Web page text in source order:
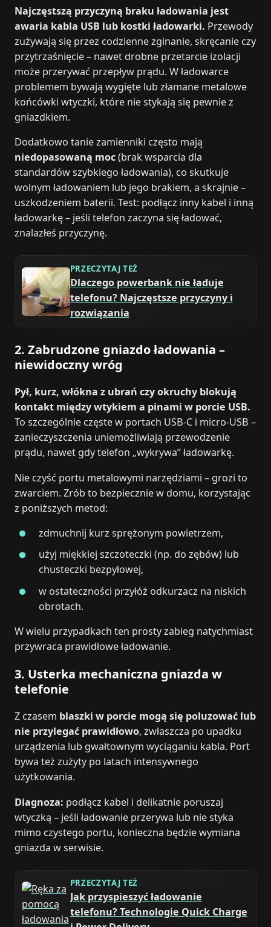
Najczęstszą przyczyną braku ładowania jest
awaria kabla USB lub kostki ładowarki. Przewody
zużywają się przez codzienne zginanie, skręcanie czy
przytrzaśnięcie – nawet drobne przetarcie izolacji
może przerywać przepływ prądu. W ładowarce
problemem bywają wygięte lub złamane metalowe
końcówki wtyczki, które nie stykają się pewnie z
gniazdkiem.
Dodatkowo tanie zamienniki często mają
niedopasowaną moc(brak wsparcia dla
standardów szybkiego ładowania), co skutkuje
wolnym ładowaniem lub jego brakiem, a skrajnie –
uszkodzeniem baterii. Test: podłącz inny kabel i inną
ładowarkę – jeśli telefon zaczyna się ładować,
znalazłeś przyczynę.
PRZECZYTAJ TEŻ
Dlaczego powerbank nie ładuje
telefonu? Najczęstsze przyczyny i
rozwiązania
2. Zabrudzone gniazdo ładowania –
niewidoczny wróg
Pył, kurz, włókna z ubrań czy okruchy blokują
kontakt między wtykiem a pinami w porcie USB.
To szczególnie częste w portach USB‑C i micro‑USB –
zanieczyszczenia uniemożliwiają przewodzenie
prądu, nawet gdy telefon „wykrywa” ładowarkę.
Nie czyść portu metalowymi narzędziami – grozi to
zwarciem. Zrób to bezpiecznie w domu, korzystając
z poniższych metod:
zdmuchnij kurz sprężonym powietrzem,
użyj miękkiej szczoteczki (np. do zębów) lub
chusteczki bezpyłowej,
w ostateczności przyłóż odkurzacz na niskich
obrotach.
W wielu przypadkach ten prosty zabieg natychmiast
przywraca prawidłowe ładowanie.
3. Usterka mechaniczna gniazda w
telefonie
Z czasem blaszki w porcie mogą się poluzować lub
nie przylegać prawidłowo, zwłaszcza po upadku
urządzenia lub gwałtownym wyciąganiu kabla. Port
bywa też zużyty po latach intensywnego
użytkowania.
Diagnoza: podłącz kabel i delikatnie poruszaj
wtyczką – jeśli ładowanie przerywa lub nie styka
mimo czystego portu, konieczna będzie wymiana
gniazda w serwisie.
PRZECZYTAJ TEŻ
Jak przyspieszyć ładowanie
telefonu? Technologie Quick Charge